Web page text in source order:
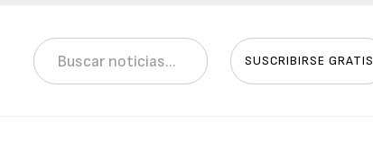
SUSCRIBIRSE GRATIS